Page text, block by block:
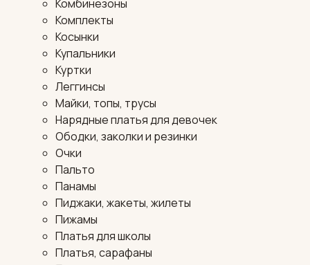
Комбинезоны
Комплекты
Косынки
Купальники
Куртки
Леггинсы
Майки, топы, трусы
Нарядные платья для девочек
Ободки, заколки и резинки
Очки
Пальто
Панамы
Пиджаки, жакеты, жилеты
Пижамы
Платья для школы
Платья, сарафаны